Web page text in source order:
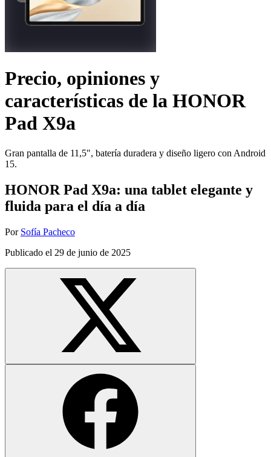
Precio, opiniones y
características de la HONOR
Pad X9a
Gran pantalla de 11,5", batería duradera y diseño ligero con Android
15.
HONOR Pad X9a: una tablet elegante y
fluida para el día a día
Por Sofía Pacheco
Publicado el 29 de junio de 2025